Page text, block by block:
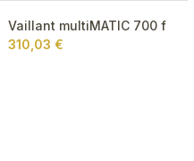
Vaillant multiMATIC 700 f
310,03 €